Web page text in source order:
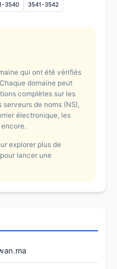
3540 3541-3542
qui ont été vérifiés
domaine peut
complètes sur les
de noms (NS),
électronique, les
encore.
explorer plus de
lancer une